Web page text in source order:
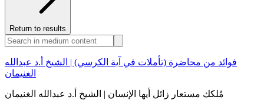
Return to results
فوائد من محاضرة (تأملات في آية الكرسي) | الشيخ أ.د عبدالله
الغنيمان
مُلكك مستعار زائل أيها الإنسان | الشيخ أ.د عبدالله الغنيمان